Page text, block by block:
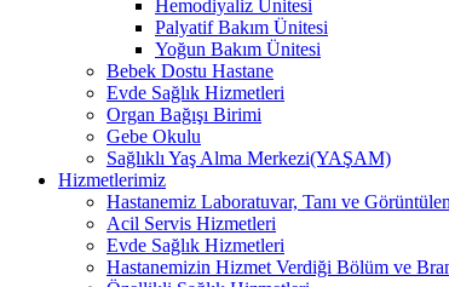
Hemodiyaliz Ünitesi
Palyatif Bakım Ünitesi
Yoğun Bakım Ünitesi
Bebek Dostu Hastane
Evde Sağlık Hizmetleri
Organ Bağışı Birimi
Gebe Okulu
Sağlıklı Yaş Alma Merkezi(YAŞAM)
Hizmetlerimiz
Hastanemiz Laboratuvar, Tanı ve
Acil Servis Hizmetleri
Evde Sağlık Hizmetleri
Hastanemizin Hizmet Verdiği Bölüm ve